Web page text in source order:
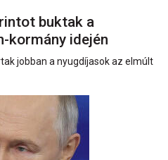
buktak a
kormány idején
jobban a nyugdíjasok az elmúlt